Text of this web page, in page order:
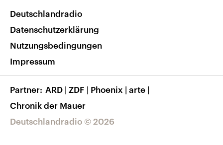
Nachrichten App
Frequenzen
Veranstaltungen
Musikliste
RSS
Barrierefreiheit
Deutschlandradio © 2026
Deutschlandradio
Datenschutzerklärung
Nutzungsbedingungen
Impressum
Partner ARD | ZDF | Phoenix | arte |
Chronik der Mauer